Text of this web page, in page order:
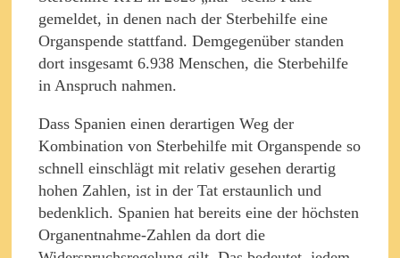
gemeldet, in denen nach der Sterbehilfe eine
Organspende stattfand. Demgegenüber standen
dort insgesamt 6.938 Menschen, die Sterbehilfe
in Anspruch nahmen.
Dass Spanien einen derartigen Weg der
Kombination von Sterbehilfe mit Organspende so
schnell einschlägt mit relativ gesehen derartig
hohen Zahlen, ist in der Tat erstaunlich und
bedenklich. Spanien hat bereits eine der höchsten
Organentnahme-Zahlen da dort die